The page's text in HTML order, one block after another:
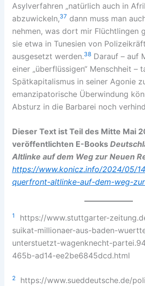
Asylverfahren „natürlich auch in
abzuwickeln,37 dann muss man
nehmen, was dort mir Flüchtlingen
sie etwa in Tunesien von
ausgesetzt werden.38Darauf – auf
einer „überflüssigen“ Menschheit –
Spätkapitalismus in seiner Agonie
emanzipatorische Überwindung
Absturz in die Barbarei noch
Dieser Text ist Teil des Mitte Mai
veröffentlichten E-Books
Altlinke auf dem Weg zur Neuen
https://www.konicz.info/2024/05/
querfront-altlinke-auf-dem-weg-
1
https://www.stuttgarter-
suikat-millionaer-aus-baden-
unterstuetzt-wagenknecht-
465b-ad14-ee2be6845dcd.html
2https://www.sueddeutsche.de/